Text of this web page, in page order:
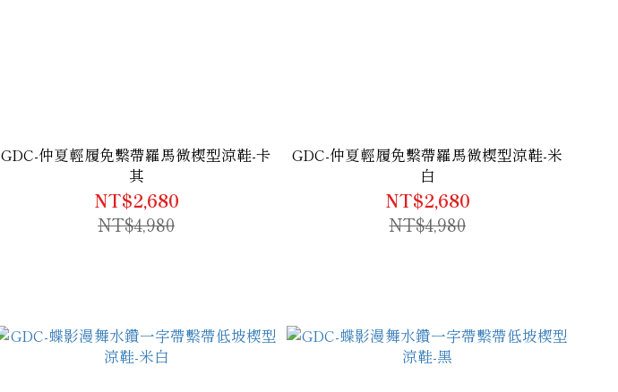
GDC-仲夏輕履免繫帶羅馬微楔型涼鞋-卡
其
NT$2,680
NT$4,980
GDC-仲夏輕履免繫帶羅馬微楔型涼鞋-米
白
NT$2,680
NT$4,980